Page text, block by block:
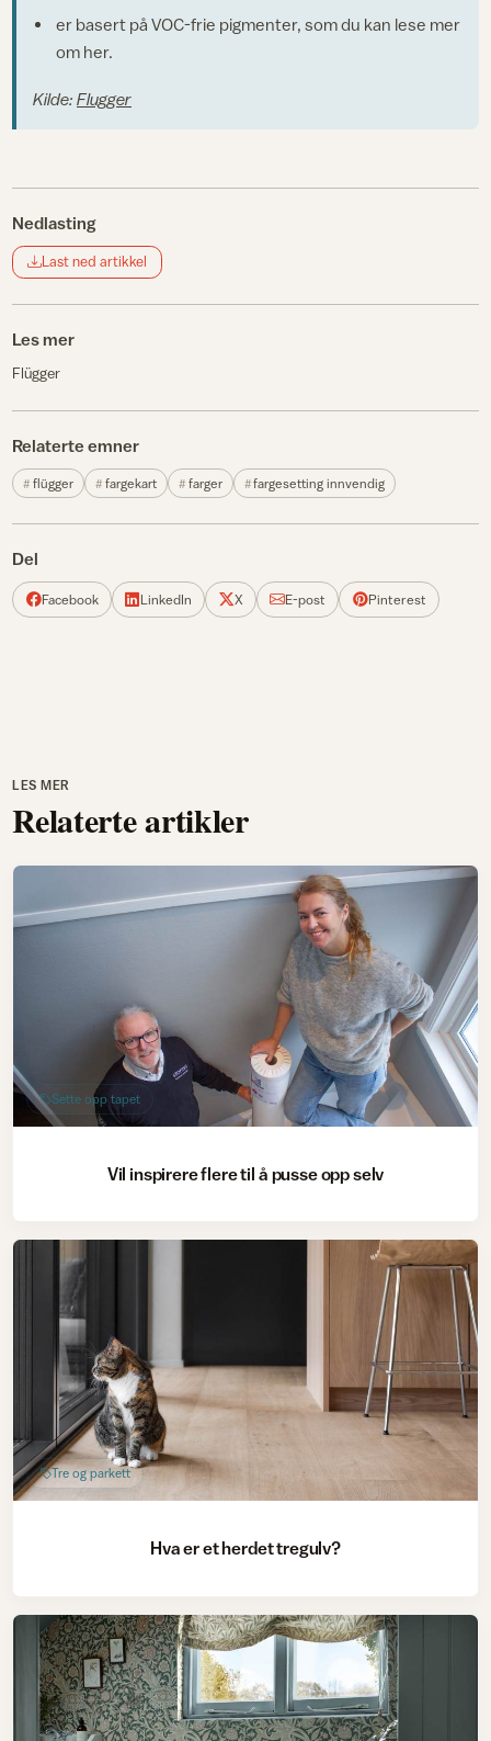
er basert på VOC-frie pigmenter, som du kan lese mer
om her.
Kilde: Flugger
Nedlasting
Last ned artikkel
Les mer
Flügger
Relaterte emner
flügger fargekart farger fargesetting innvendig
Del
Facebook LinkedIn X E-post Pinterest
LES MER
Relaterte artikler
Sette opp tapet
Vil inspirere flere til å pusse opp selv
Tre og parkett
Hva er et herdet tregulv?